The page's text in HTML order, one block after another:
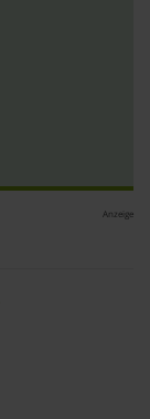
Anzeige